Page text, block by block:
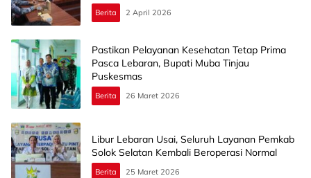
Berita 2 April 2026
Pastikan Pelayanan Kesehatan Tetap Prima
Pasca Lebaran, Bupati Muba Tinjau
Puskesmas
Berita 26 Maret 2026
Libur Lebaran Usai, Seluruh Layanan Pemkab
Solok Selatan Kembali Beroperasi Normal
Berita 25 Maret 2026